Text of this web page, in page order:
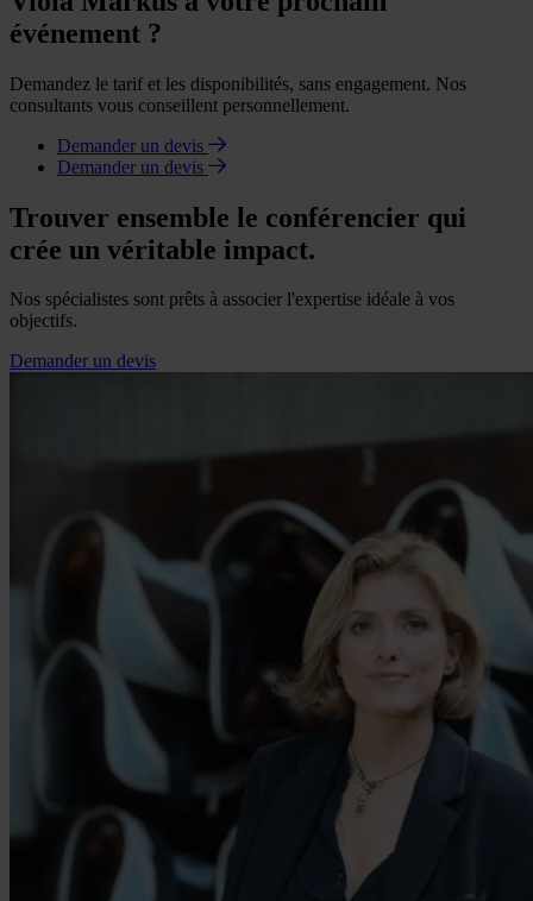
événement ?
Demandez le tarif et les disponibilités, sans engagement. Nos
consultants vous conseillent personnellement.
Demander un devis
Demander un devis
Trouver ensemble le conférencier qui
crée un véritable impact.
Nos spécialistes sont prêts à associer l'expertise idéale à vos
objectifs.
Demander un devis